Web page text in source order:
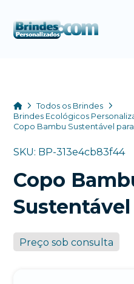
HomeTodos os Brindes
Brindes Ecológicos
Copo Bambu Sustentável
SKU: BP-313e4cb83f44
Copo
Preço sob consulta
+55